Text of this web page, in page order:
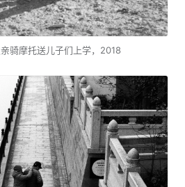
骑摩托送儿子们上学，2018